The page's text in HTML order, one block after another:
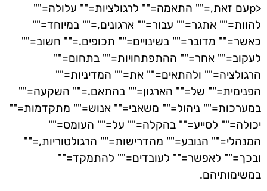
<pעם זאת,="" התאמה="" לרגולציות="" עלולה=""
להוות="" אתגר="" עבור="" ארגונים,="" במיוחד=""
כאשר="" מדובר="" בשינויים="" תכופים.="" חשוב=""
לעקוב="" אחר="" ההתפתחויות="" בתחום=""
הרגולציה="" ולהתאים="" את="" המדיניות=""
הפנימית="" של="" הארגון="" בהתאם.="" השקעה=""
במערכות="" ניהול="" משאבי="" אנוש="" מתקדמות=""
יכולה="" לסייע="" בהקלה="" על="" העומס=""
המנהלי="" הנובע="" מהדרישות="" הרגולטוריות,=""
ובכך="" לאפשר="" לעובדים="" להתמקד=""
במשימותיהם.